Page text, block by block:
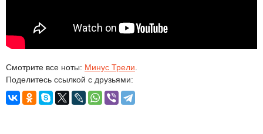
Смотрите все ноты: Минус Трели
Поделитесь ссылкой с друзьями: